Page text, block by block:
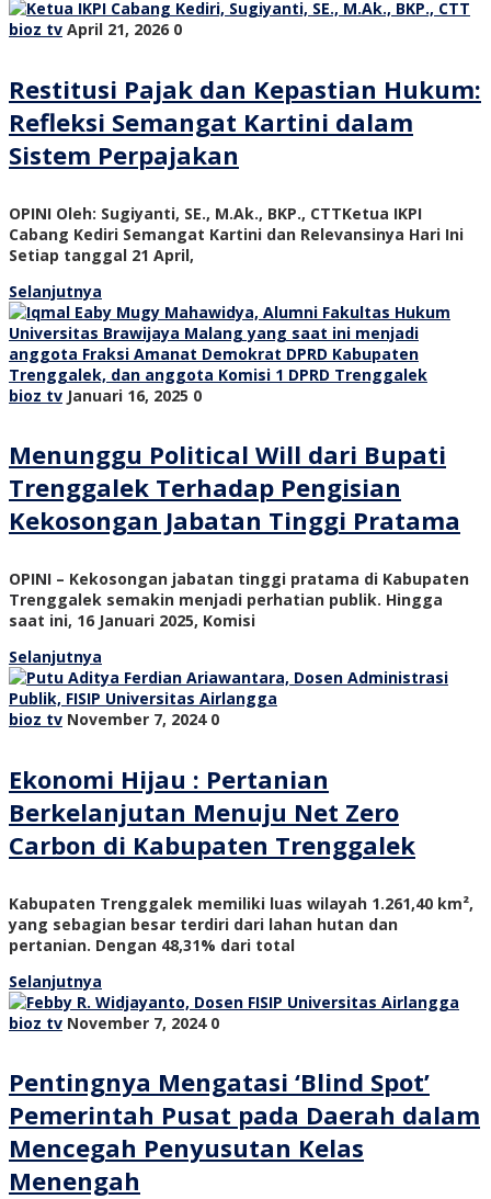
bioz tv April 21, 2026 0
Restitusi Pajak dan Kepastian Hukum:
Refleksi Semangat Kartini dalam
Sistem Perpajakan
OPINI Oleh: Sugiyanti, SE., M.Ak., BKP., CTTKetua IKPI
Cabang Kediri Semangat Kartini dan Relevansinya Hari Ini
Setiap tanggal 21 April,
Selanjutnya
bioz tv Januari 16, 2025 0
Menunggu Political Will dari Bupati
Trenggalek Terhadap Pengisian
Kekosongan Jabatan Tinggi Pratama
OPINI – Kekosongan jabatan tinggi pratama di Kabupaten
Trenggalek semakin menjadi perhatian publik. Hingga
saat ini, 16 Januari 2025, Komisi
Selanjutnya
bioz tv November 7, 2024 0
Ekonomi Hijau : Pertanian
Berkelanjutan Menuju Net Zero
Carbon di Kabupaten Trenggalek
Kabupaten Trenggalek memiliki luas wilayah 1.261,40 km²,
yang sebagian besar terdiri dari lahan hutan dan
pertanian. Dengan 48,31% dari total
Selanjutnya
bioz tv November 7, 2024 0
Pentingnya Mengatasi ‘Blind Spot’
Pemerintah Pusat pada Daerah dalam
Mencegah Penyusutan Kelas
Menengah